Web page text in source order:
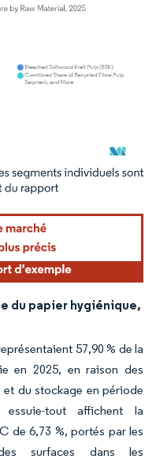
une attribution sous CC BY
du papier hygiénique,
57,90 % de la
en 2025, en raison des
du stockage en période
tout affichent la
de 6,73 %, portés par les
surfaces dans les